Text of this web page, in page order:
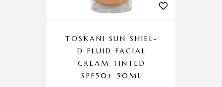
TOSKANI SUN SHIEL-
D FLUID FACIAL
CREAM TINTED
SPF50+ 50ML